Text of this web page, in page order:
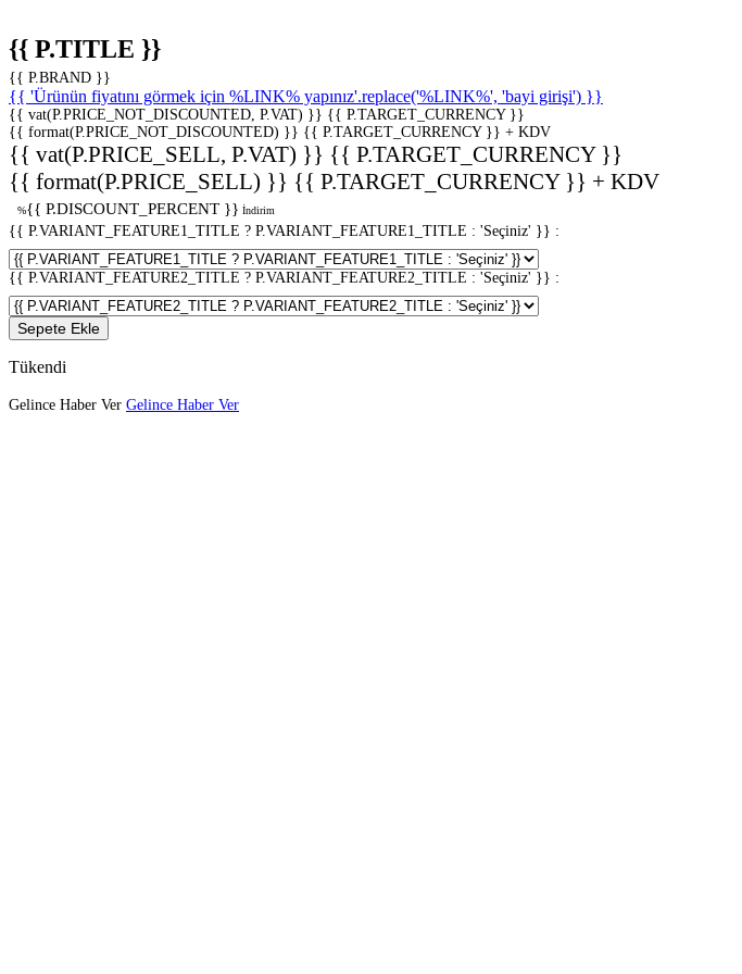
{{ P.TITLE }}
{{ P.BRAND }}
{{ 'Ürünün fiyatını görmek için %LINK% yapınız'.replace('%LINK%', 'bayi girişi') }}
{{ vat(P.PRICE_NOT_DISCOUNTED, P.VAT) }} {{ P.TARGET_CURRENCY }}
{{ format(P.PRICE_NOT_DISCOUNTED) }} {{ P.TARGET_CURRENCY }} + KDV
{{ vat(P.PRICE_SELL, P.VAT) }} {{ P.TARGET_CURRENCY }}
{{ format(P.PRICE_SELL) }} {{ P.TARGET_CURRENCY }} + KDV
%{{ P.DISCOUNT_PERCENT }} İndirim
{{ P.VARIANT_FEATURE1_TITLE ? P.VARIANT_FEATURE1_TITLE : 'Seçiniz' }} :
{{ P.VARIANT_FEATURE2_TITLE ? P.VARIANT_FEATURE2_TITLE : 'Seçiniz' }} :
Sepete Ekle
Tükendi
Gelince Haber Ver Gelince Haber Ver